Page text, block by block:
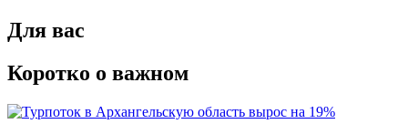
Для вас
Коротко о важном